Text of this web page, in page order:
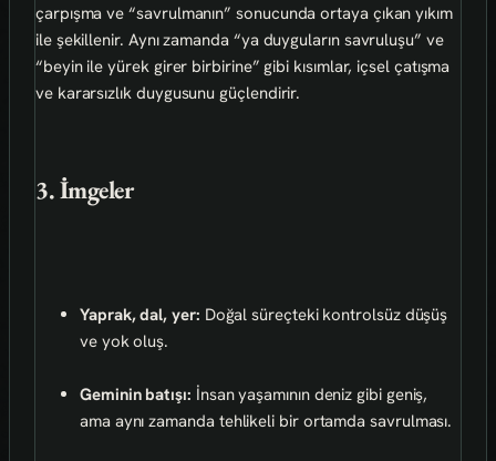
çarpışma ve “savrulmanın” sonucunda ortaya çıkan yıkım
ile şekillenir. Aynı zamanda “ya duyguların savruluşu” ve
“beyin ile yürek girer birbirine” gibi kısımlar, içsel çatışma
ve kararsızlık duygusunu güçlendirir.
3. İmgeler
Yaprak, dal, yer: Doğal süreçteki kontrolsüz düşüş
ve yok oluş.
Geminin batışı: İnsan yaşamının deniz gibi geniş,
ama aynı zamanda tehlikeli bir ortamda savrulması.